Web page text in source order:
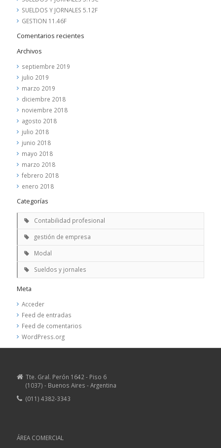
SUELDOS Y JORNALES 5.12F
GESTION 11.46F
Comentarios recientes
Archivos
septiembre 2019
julio 2019
marzo 2019
diciembre 2018
noviembre 2018
agosto 2018
julio 2018
junio 2018
mayo 2018
marzo 2018
febrero 2018
enero 2018
Categorías
Contabilidad profesional
gestión de empresa
Modal
Sueldos y jornales
Meta
Acceder
Feed de entradas
Feed de comentarios
WordPress.org
Tte. Gral. Perón 1642 - Piso 6
(1037) - Buenos Aires - Argentina
(011) 4382-3343
ÁREA COMERCIAL